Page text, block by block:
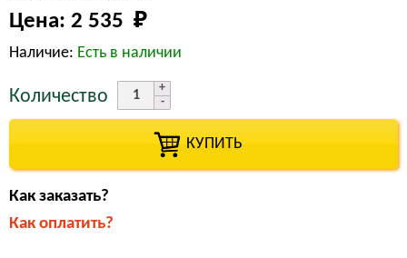
Цена: 2 535 ₽
Наличие: Есть в наличии
Количество
КУПИТЬ
Как заказать?
Как оплатить?